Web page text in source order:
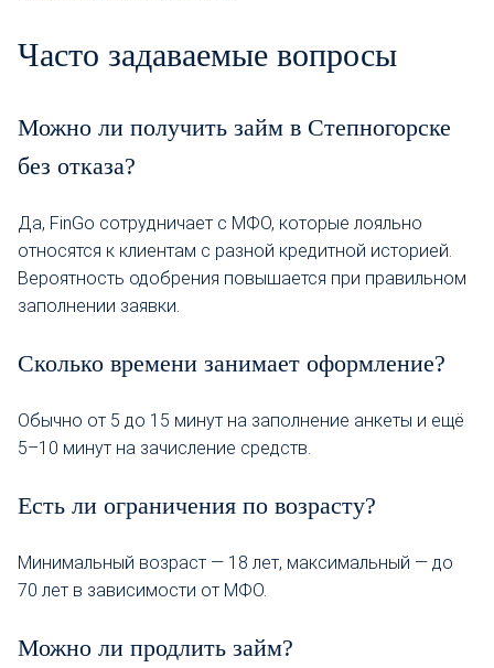
Часто задаваемые вопросы
Можно ли получить займ в Степногорске
без отказа?
Да, FinGo сотрудничает с МФО, которые лояльно
относятся к клиентам с разной кредитной историей.
Вероятность одобрения повышается при правильном
заполнении заявки.
Сколько времени занимает оформление?
Обычно от 5 до 15 минут на заполнение анкеты и ещё
5–10 минут на зачисление средств.
Есть ли ограничения по возрасту?
Минимальный возраст — 18 лет, максимальный — до
70 лет в зависимости от МФО.
Можно ли продлить займ?